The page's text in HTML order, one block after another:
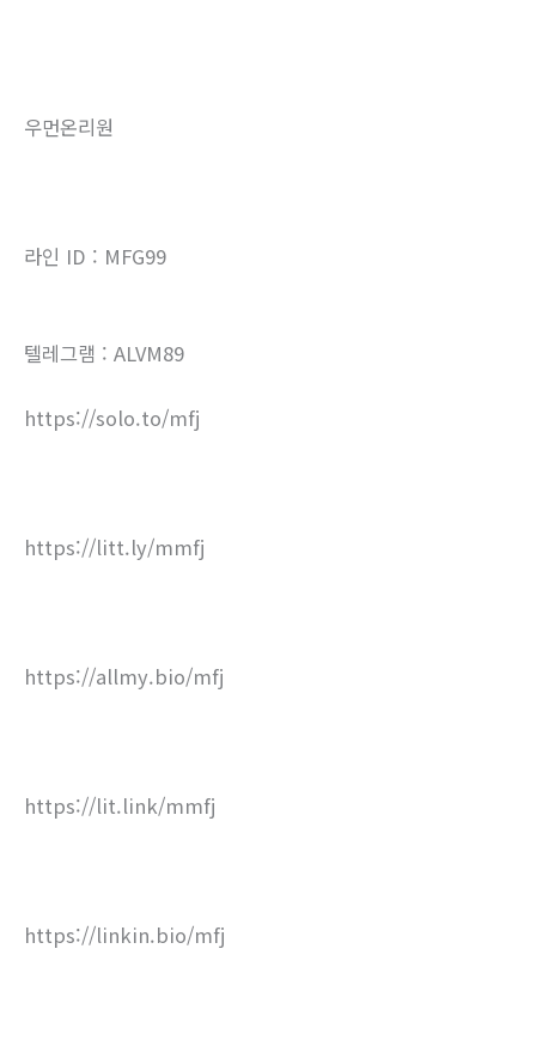
우먼온리원
라인 ID : MFG99
텔레그램 : ALVM89
https://solo.to/mfj
https://litt.ly/mmfj
https://allmy.bio/mfj
https://lit.link/mmfj
https://linkin.bio/mfj